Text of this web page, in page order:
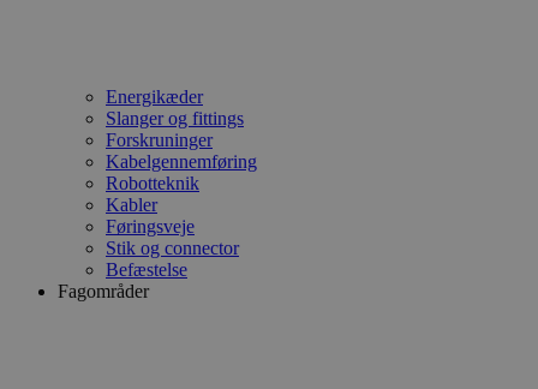
Energikæder
Slanger og fittings
Forskruninger
Kabelgennemføring
Robotteknik
Kabler
Føringsveje
Stik og connector
Befæstelse
Fagområder